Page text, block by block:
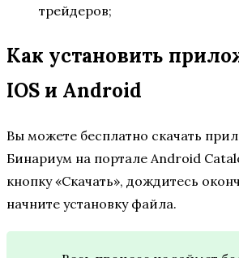
трейдеров;
Как установить
IOS и Android
Вы можете бесплатно скачать
Бинариум на портале Android
кнопку «Скачать», дождитесь
начните установку файла.